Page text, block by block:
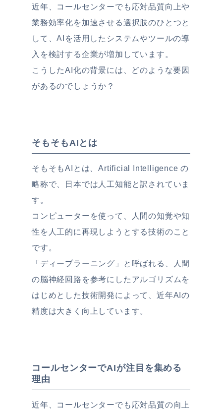
近年、コールセンターでも応対品質向上や
業務効率化を加速させる選択肢のひとつと
して、AIを活用したシステムやツールの導
入を検討する企業が増加しています。
こうしたAI化の背景には、どのような要因
があるのでしょうか？
そもそもAIとは
そもそもAIとは、Artificial Intelligence の
略称で、日本では人工知能と訳されていま
す。
コンピューターを使って、人間の知覚や知
性を人工的に再現しようとする技術のこと
です。
「ディープラーニング」と呼ばれる、人間
の脳神経回路を参考にしたアルゴリズムを
はじめとした技術開発によって、近年AIの
精度は大きく向上しています。
コールセンターでAIが注目を集める
理由
近年、コールセンターでも応対品質の向上